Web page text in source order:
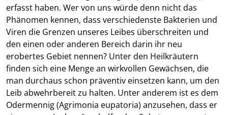
erfasst haben. Wer von uns würde denn nicht das
Phänomen kennen, dass verschiedenste Bakterien und
Viren die Grenzen unseres Leibes überschreiten und
den einen oder anderen Bereich darin ihr neu
erobertes Gebiet nennen? Unter den Heilkräutern
finden sich eine Menge an wirkvollen Gewächsen, die
man durchaus schon präventiv einsetzen kann, um den
Leib abwehrbereit zu halten. Unter anderem ist es dem
Odermennig (Agrimonia eupatoria) anzusehen, dass er